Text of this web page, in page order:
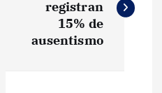
registran
15% de
ausentismo